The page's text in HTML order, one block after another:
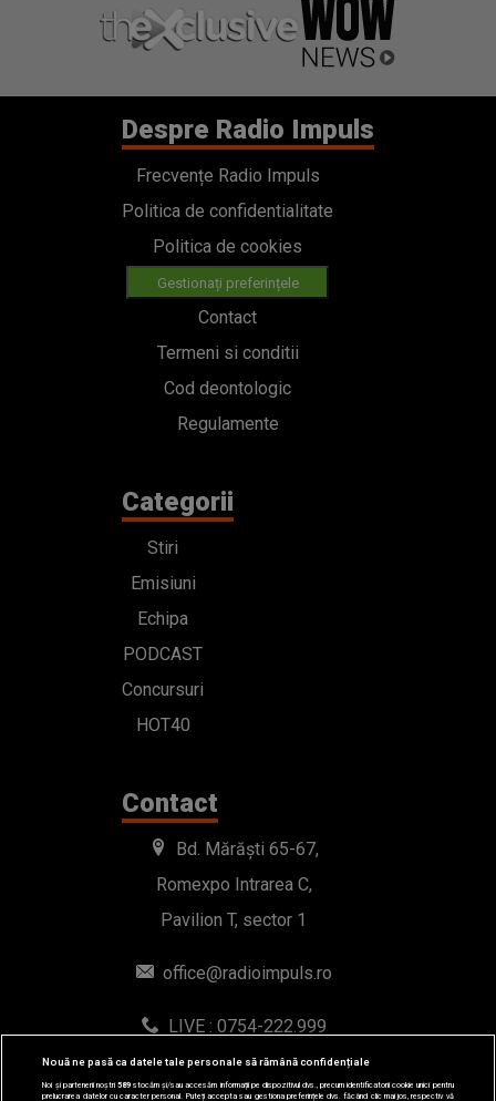
Despre Radio Impuls
Frecvențe Radio Impuls
Politica de confidentialitate
Politica de cookies
Gestionați preferințele
Contact
Termeni si conditii
Cod deontologic
Regulamente
Categorii
Stiri
Emisiuni
Echipa
PODCAST
Concursuri
HOT40
Contact
Bd. Mărăști 65-67,
Romexpo Intrarea C,
Pavilion T, sector 1
office@radioimpuls.ro
LIVE : 0754-222.999
WhatsApp: 0754-222.999
Nouă ne pasă ca datele tale personale să rămână confidențiale
Noi și partenerii noștri589stocăm și/sau accesăm informații pe dispozitivul dvs., precum identificatorii cookie unici pentru
prelucrarea datelor cu caracter personal. Puteți accepta sau gestiona preferințele dvs. făcând clic mai jos, respectiv vă